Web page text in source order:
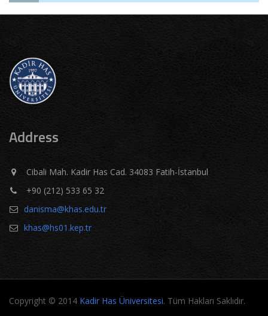
Address
Cibali Mah. Kadir Has Cad. 34083 Fatih-İstanbul
+90 (212) 533 65 32
danisma@khas.edu.tr
khas@hs01.kep.tr
Copyright © 2014 Kadir Has Üniversitesi. Tüm Hakları Saklıdır.